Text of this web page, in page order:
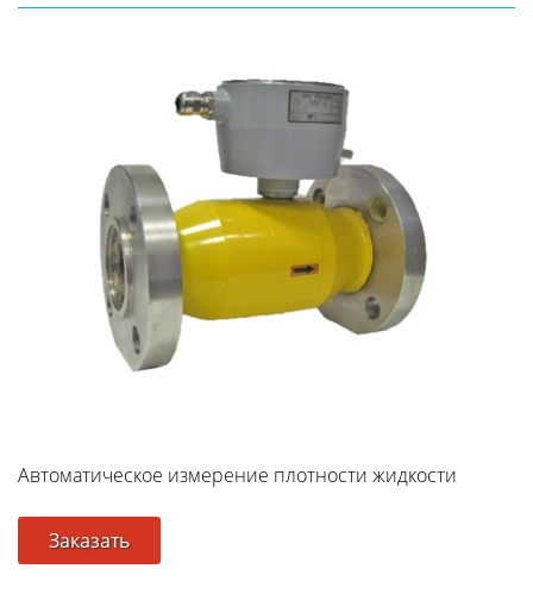
Автоматическое измерение плотности жидкости
Заказать